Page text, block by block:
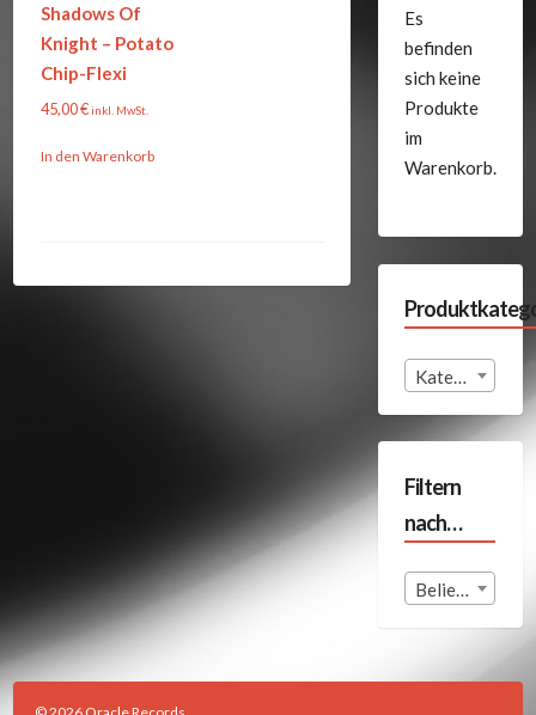
Shadows Of
Knight – Potato
Chip-Flexi
45,00€inkl. MwSt.
In den Warenkorb
Es
befinden
sich keine
Produkte
im
Warenkorb.
Kategorie auswählen
Filtern
nach…
Beliebige Land